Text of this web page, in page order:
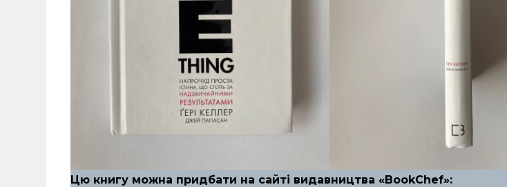
Цю книгу можна придбати на сайті видавництва «BookChef»: